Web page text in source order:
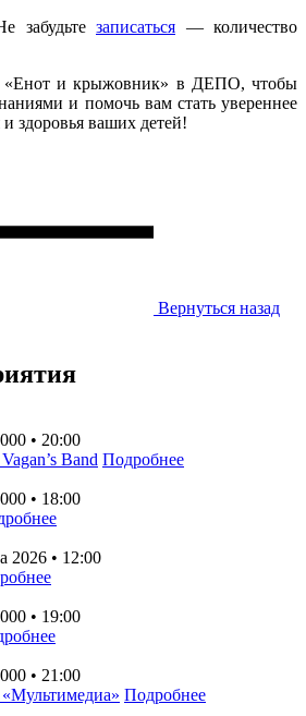
забудьте записаться — количество
«Енот и крыжовник» в ДЕПО, чтобы
и помочь вам стать увереннее
здоровья ваших детей!
Вернуться назад
• 20:00
Band Подробнее
• 18:00
2026 • 12:00
• 19:00
• 21:00
Подробнее